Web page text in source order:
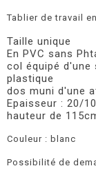
Tablier de travail
Taille unique
En PVC sans
col équipé d'une
plastique
dos muni d'une
Epaisseur : 20/
hauteur de
Couleur : blanc
Possibilité de